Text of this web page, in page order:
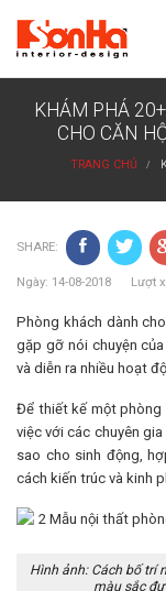
content
KHÁM PHÁ
CHO CĂN
TRANG CHỦ
SHARE:
Ngày: 14-08-2018 Lượt
Phòng khách dành
gặp gỡ nói chuyện
và diễn ra nhiều hoạt
Để thiết kế một phòng
việc với các chuyên
sao cho sinh động,
cách kiến trúc và kinh
Hình ảnh: Cách bố trí
màu sắc